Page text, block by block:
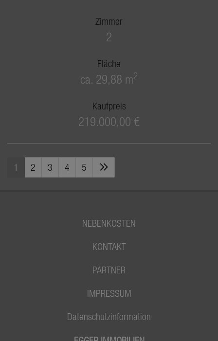
Zimmer
2
Fläche
ca. 29,88 m2
Kaufpreis
219.000,00 €
1 2 3 4 5
NEBENKOSTEN
KONTAKT
PARTNER
IMPRESSUM
Datenschutzinformation